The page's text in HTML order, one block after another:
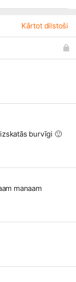
Kārtot dilstoši
burvīgi 🙂
manaam